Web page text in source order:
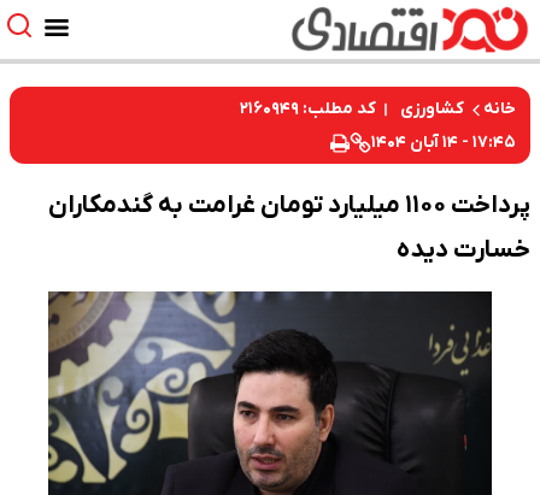
خانه کشاورزی
کد مطلب: ۲۱۶۰۹۴۹
۱۷:۴۵ - ۱۴ آبان ۱۴۰۴
پرداخت ۱۱۰۰ میلیارد تومان غرامت به گندمکاران
خسارت دیده